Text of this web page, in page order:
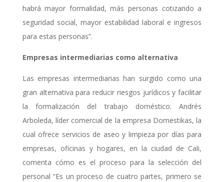
habrá mayor formalidad, más personas cotizando a
seguridad social, mayor estabilidad laboral e ingresos
para estas personas”.
Empresas intermediarias como alternativa
Las empresas intermediarias han surgido como una
gran alternativa para reducir riesgos jurídicos y facilitar
la formalización del trabajo doméstico. Andrés
Arboleda, líder comercial de la empresa Domestikas, la
cual ofrece servicios de aseo y limpieza por días para
empresas, oficinas y hogares, en la ciudad de Cali,
comenta cómo es el proceso para la selección del
personal “Es un proceso de cuatro partes, primero se